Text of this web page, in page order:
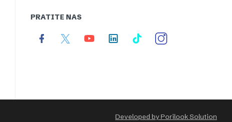
PRATITE NAS
Developed by Porilook Solution